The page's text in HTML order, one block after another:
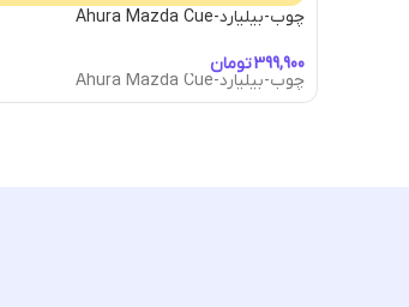
چوب-بیلیارد-Ahura Mazda Cue
تومان
چوب-بیلیارد-Ahura Mazda Cue